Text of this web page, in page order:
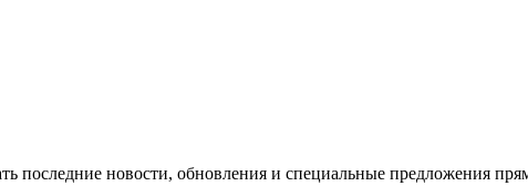
последние новости, обновления и специальные предложения